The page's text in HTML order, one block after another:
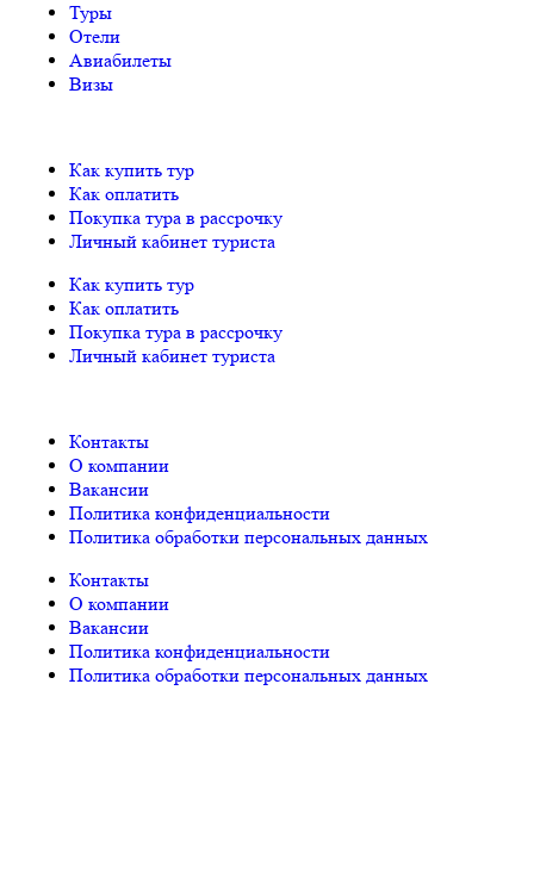
Туры
Отели
Авиабилеты
Визы
Как купить тур
Как оплатить
Покупка тура в рассрочку
Личный кабинет туриста
Как купить тур
Как оплатить
Покупка тура в рассрочку
Личный кабинет туриста
Контакты
О компании
Вакансии
Политика конфиденциальности
Политика обработки персональных данных
Контакты
О компании
Вакансии
Политика конфиденциальности
Политика обработки персональных данных